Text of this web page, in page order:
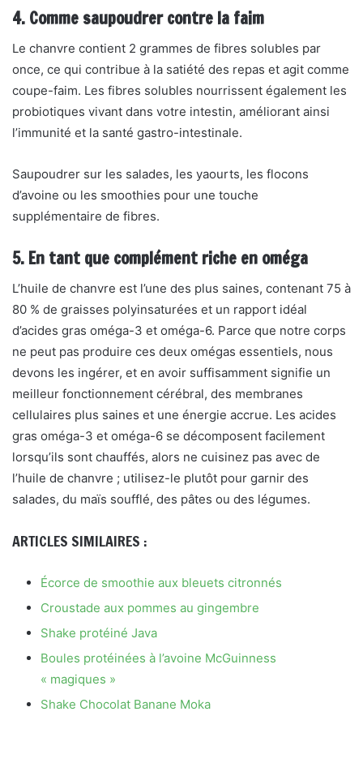
4. Comme saupoudrer contre la faim
Le chanvre contient 2 grammes de fibres solubles par
once, ce qui contribue à la satiété des repas et agit comme
coupe-faim. Les fibres solubles nourrissent également les
probiotiques vivant dans votre intestin, améliorant ainsi
l’immunité et la santé gastro-intestinale.
Saupoudrer sur les salades, les yaourts, les flocons
d’avoine ou les smoothies pour une touche
supplémentaire de fibres.
5. En tant que complément riche en oméga
L’huile de chanvre est l’une des plus saines, contenant 75 à
80 % de graisses polyinsaturées et un rapport idéal
d’acides gras oméga-3 et oméga-6. Parce que notre corps
ne peut pas produire ces deux omégas essentiels, nous
devons les ingérer, et en avoir suffisamment signifie un
meilleur fonctionnement cérébral, des membranes
cellulaires plus saines et une énergie accrue. Les acides
gras oméga-3 et oméga-6 se décomposent facilement
lorsqu’ils sont chauffés, alors ne cuisinez pas avec de
l’huile de chanvre ; utilisez-le plutôt pour garnir des
salades, du maïs soufflé, des pâtes ou des légumes.
ARTICLES SIMILAIRES :
Écorce de smoothie aux bleuets citronnés
Croustade aux pommes au gingembre
Shake protéiné Java
Boules protéinées à l’avoine McGuinness
« magiques »
Shake Chocolat Banane Moka